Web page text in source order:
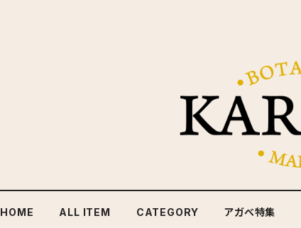
HOME ALL ITEM CATEGORY アガべ特集